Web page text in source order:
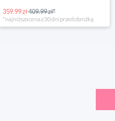
359.99 zł409.99 zł*
*najniższa cena z 30 dni przed obniżką